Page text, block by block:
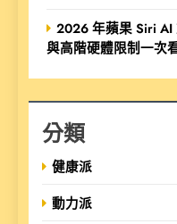
2026 年蘋果 Siri AI
與高階硬體限制一次
分類
健康派
動力派